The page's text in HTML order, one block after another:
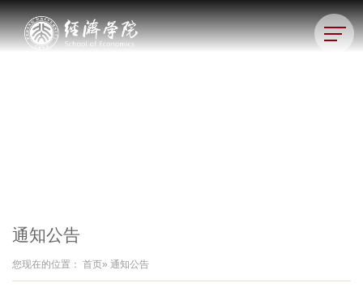
通知公告
您现在的位置： 首页» 通知公告